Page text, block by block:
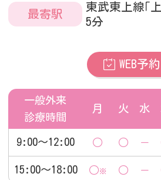
最寄駅
東武東上線｢
5分
WEB予約
一般外来
診療時間
月 火 水
9:00～12:00 ○ ○ －
15:00～18:00 ○※ ○ －